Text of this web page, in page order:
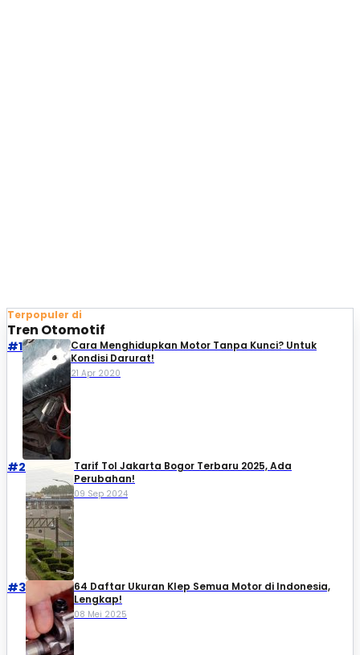
Terpopuler di
Tren Otomotif
#1
Cara Menghidupkan Motor Tanpa Kunci? Untuk
Kondisi Darurat!
21 Apr 2020
#2
Tarif Tol Jakarta Bogor Terbaru 2025, Ada
Perubahan!
09 Sep 2024
#3
64 Daftar Ukuran Klep Semua Motor di Indonesia,
Lengkap!
08 Mei 2025